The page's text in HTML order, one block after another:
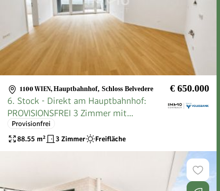
1100 WIEN, Hauptbahnhof, Schloss Belvedere € 650.000
6. Stock - Direkt am Hauptbahnhof:
PROVISIONSFREI 3 Zimmer mit
hochwertiger Ausstattung
Provisionfrei
88.55 m² 3 Zimmer Freifläche